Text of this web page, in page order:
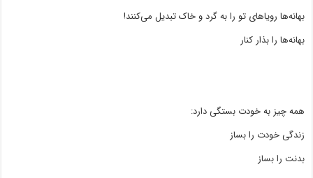
بهانه‌ها رویاهای تو را به گرد و خاک تبدیل می‌کنند!
بهانه‌ها را بذار کنار
همه چیز به خودت بستگی دارد:
زندگی خودت را بساز
بدنت را بساز